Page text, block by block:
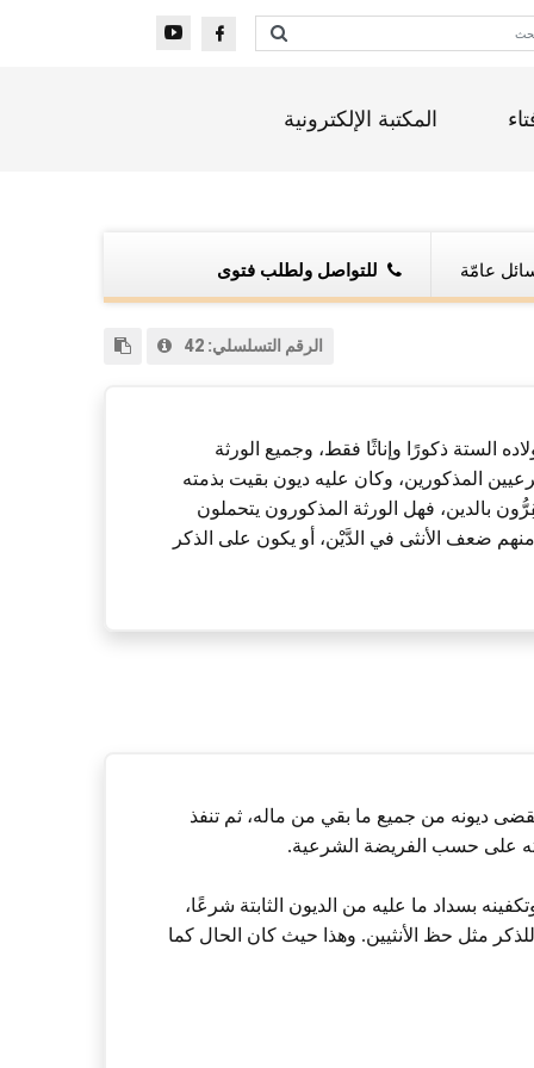
المكتبة الإلكترونية
عامّة للتواصل ولطلب فتوى
الرقم التسلسلي: 42
الستة ذكورًا وإناثًا فقط، وجميع الورثة
المذكورين، وكان عليه ديون بقيت بذمته
بالدين، فهل الورثة المذكورون يتحملون
ضعف الأنثى في الدَّيْن، أو يكون على الذكر
تُقضى ديونه من جميع ما بقي من ماله، ثم تنفذ
على حسب الفريضة الشرعية.
بسداد ما عليه من الديون الثابتة شرعًا،
مثل حظ الأنثيين. وهذا حيث كان الحال كما